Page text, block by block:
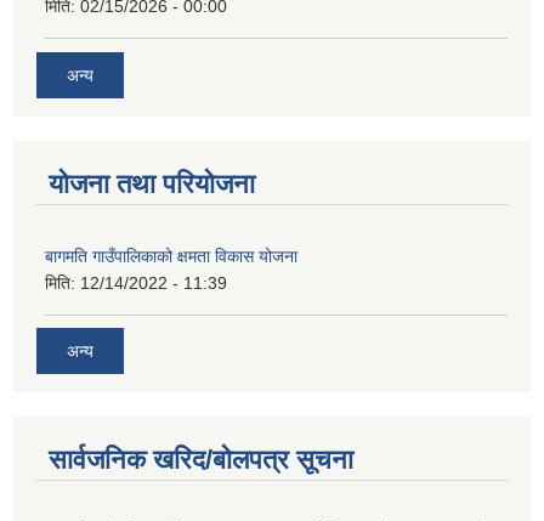
मिति: 02/15/2026 - 00:00
अन्य
योजना तथा परियोजना
बागमति गाउँपालिकाको क्षमता विकास योजना
मिति: 12/14/2022 - 11:39
अन्य
सार्वजनिक खरिद/बोलपत्र सूचना